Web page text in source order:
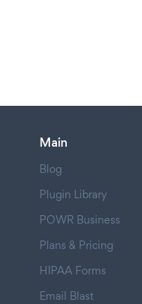
Main
Blog
Plugin Library
POWR Business
Plans & Pricing
HIPAA Forms
Email Blast